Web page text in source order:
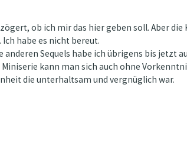
ob ich mir das hier geben soll. Aber
habe es nicht bereut.
Sequels habe ich übrigens bis jetzt
kann man sich auch ohne
die unterhaltsam und vergnüglich war.